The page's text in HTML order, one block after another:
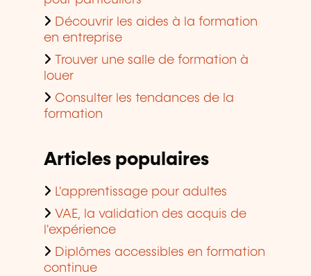
Découvrir les aides à la formation
en entreprise
Trouver une salle de formation à
louer
Consulter les tendances de la
formation
Articles populaires
L'apprentissage pour adultes
VAE, la validation des acquis de
l'expérience
Diplômes accessibles en formation
continue